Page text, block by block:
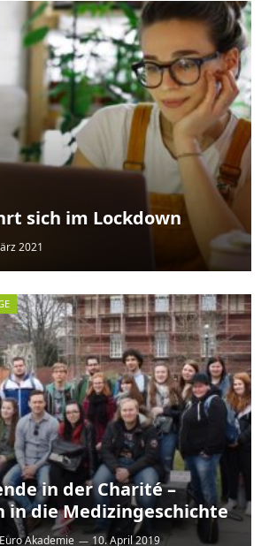
sich im Lockdown
2021
in der Charité –
in die Medizingeschichte
Akademie 10. April 2019